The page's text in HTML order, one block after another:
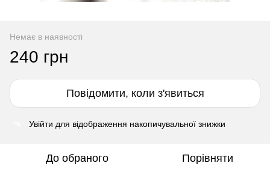
Немає в наявності
240 грн
Повідомити, коли з'явиться
Увійти для відображення накопичувальної знижки
До обраного Порівняти